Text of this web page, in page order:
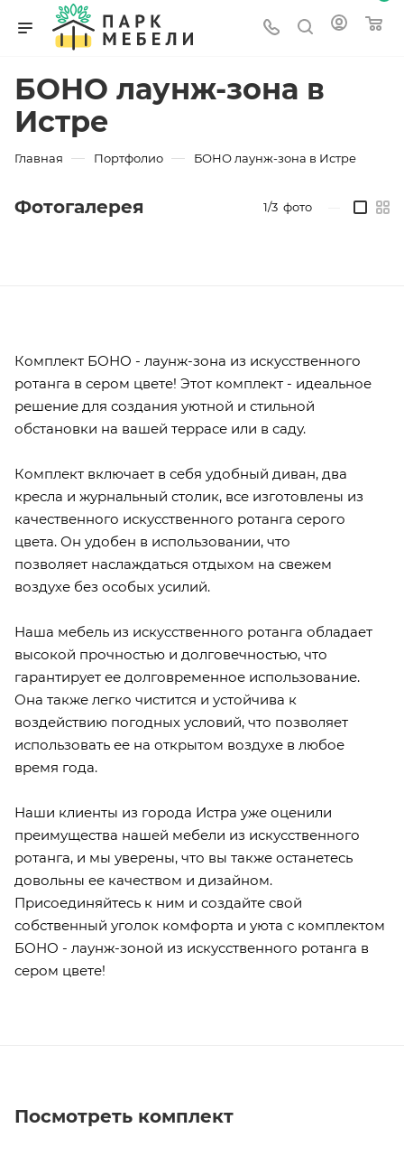
БОНО лаунж-зона в
Истре
Главная — Портфолио — БОНО лаунж-зона в Истре
Фотогалерея 1/3 фото
Комплект БОНО - лаунж-зона из искусственного
ротанга в сером цвете! Этот комплект - идеальное
решение для создания уютной и стильной
обстановки на вашей террасе или в саду.
Комплект включает в себя удобный диван, два
кресла и журнальный столик, все изготовлены из
качественного искусственного ротанга серого
цвета. Он удобен в использовании, что
позволяет наслаждаться отдыхом на свежем
воздухе без особых усилий.
Наша мебель из искусственного ротанга обладает
высокой прочностью и долговечностью, что
гарантирует ее долговременное использование.
Она также легко чистится и устойчива к
воздействию погодных условий, что позволяет
использовать ее на открытом воздухе в любое
время года.
Наши клиенты из города Истра уже оценили
преимущества нашей мебели из искусственного
ротанга, и мы уверены, что вы также останетесь
довольны ее качеством и дизайном.
Присоединяйтесь к ним и создайте свой
собственный уголок комфорта и уюта с комплектом
БОНО - лаунж-зоной из искусственного ротанга в
сером цвете!
Посмотреть комплект